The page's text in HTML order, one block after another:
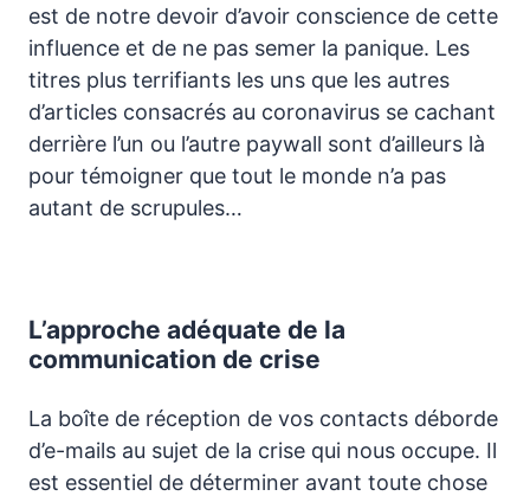
est de notre devoir d’avoir conscience de cette
influence et de ne pas semer la panique. Les
titres plus terrifiants les uns que les autres
d’articles consacrés au coronavirus se cachant
derrière l’un ou l’autre paywall sont d’ailleurs là
pour témoigner que tout le monde n’a pas
autant de scrupules…
L’approche adéquate de la
communication de crise
La boîte de réception de vos contacts déborde
d’e-mails au sujet de la crise qui nous occupe. Il
est essentiel de déterminer avant toute chose